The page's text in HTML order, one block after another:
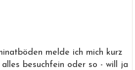
melde ich mich kurz
besuchfein oder so - will ja